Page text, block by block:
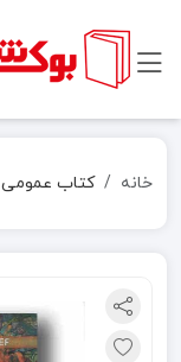
خانه کتاب عمومی